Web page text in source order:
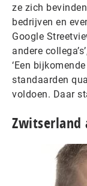
ze zich
bedrijven en
Google
andere
‘Een
standaarden
voldoen. Daar
Zwitserland